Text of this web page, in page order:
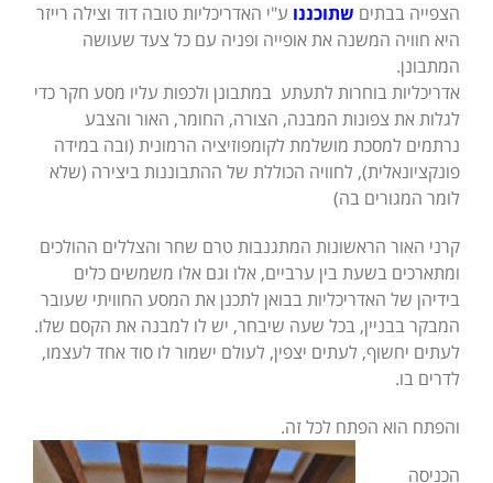
הצפייה בבתים שתוכננו ע"י האדריכליות טובה דוד וצילה רייזר
היא חוויה המשנה את אופייה ופניה עם כל צעד שעושה
המתבונן.
אדריכליות בוחרות לתעתע במתבונן ולכפות עליו מסע חקר כדי
לגלות את צפונות המבנה, הצורה, החומר, האור והצבע
נרתמים למסכת מושלמת לקומפוזיציה הרמונית (ובה במידה
פונקציונאלית), לחוויה הכוללת של ההתבוננות ביצירה (שלא
לומר המגורים בה)
קרני האור הראשונות המתגנבות טרם שחר והצללים ההולכים
ומתארכים בשעת בין ערביים, אלו וגם אלו משמשים כלים
בידיהן של האדריכליות בבואן לתכנן את המסע החוויתי שעובר
המבקר בבניין, בכל שעה שיבחר, יש לו למבנה את הקסם שלו.
לעתים יחשוף, לעתים יצפין, לעולם ישמור לו סוד אחד לעצמו,
לדרים בו.
והפתח הוא הפתח לכל זה.
הכניסה